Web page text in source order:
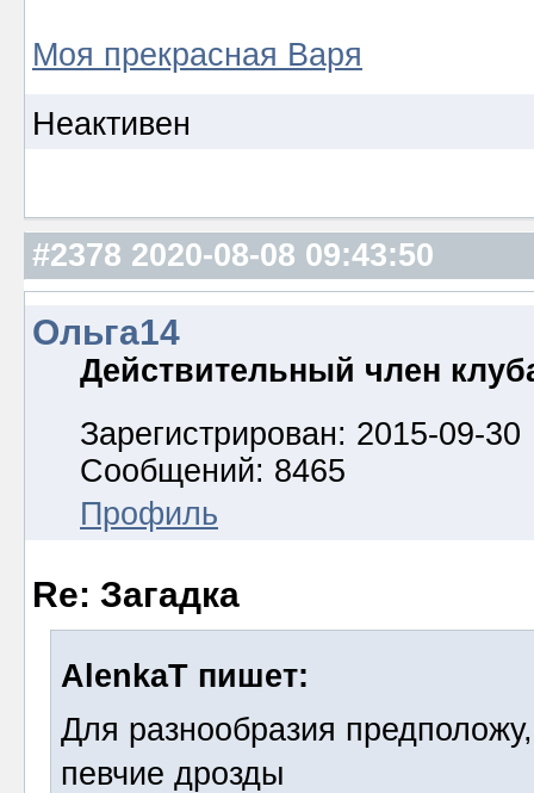
Моя прекрасная Варя
Неактивен
#2378 2020-08-08 09:43:50
Ольга14
Действительный член
Зарегистрирован: 2015-09-30
Сообщений: 8465
Профиль
Re: Загадка
AlenkaT пишет:
Для разнообразия
певчие дрозды